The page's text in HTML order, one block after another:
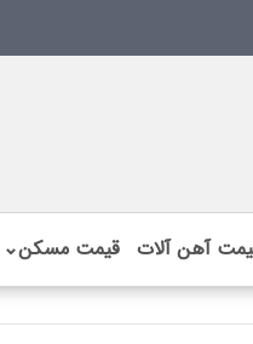
آهن آلات قیمت مسکن⌄